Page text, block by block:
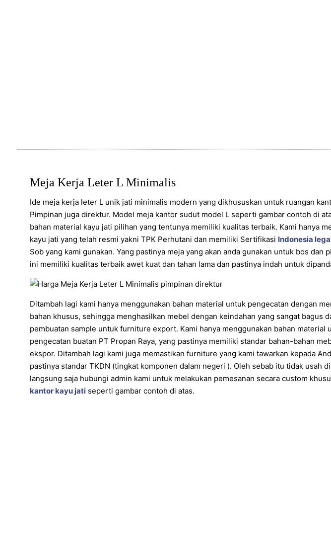
Meja Kerja Leter L Minimalis
Ide meja kerja leter L unik jati minimalis modern yang dikhususkan untuk ruangan
Pimpinan juga direktur. Model meja kantor sudut model L seperti gambar contoh di
bahan material kayu jati pilihan yang tentunya memiliki kualitas terbaik. Kami hanya
kayu jati yang telah resmi yakni TPK Perhutani dan memiliki Sertifikasi Indonesia
Sob yang kami gunakan. Yang pastinya meja yang akan anda gunakan untuk bos dan
ini memiliki kualitas terbaik awet kuat dan tahan lama dan pastinya indah untuk
Ditambah lagi kami hanya menggunakan bahan material untuk pengecatan dengan
bahan khusus, sehingga menghasilkan mebel dengan keindahan yang sangat bagus
pembuatan sample untuk furniture export. Kami hanya menggunakan bahan material
pengecatan buatan PT Propan Raya, yang pastinya memiliki standar bahan-bahan
ekspor. Ditambah lagi kami juga memastikan furniture yang kami tawarkan kepada
pastinya standar TKDN (tingkat komponen dalam negeri ). Oleh sebab itu tidak usah
langsung saja hubungi admin kami untuk melakukan pemesanan secara custom
kantor kayu jati seperti gambar contoh di atas.